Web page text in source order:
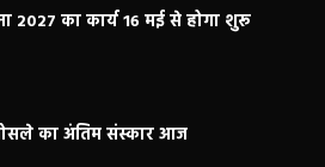
2027 का कार्य 16 मई से होगा शुरू
का अंतिम संस्कार आज